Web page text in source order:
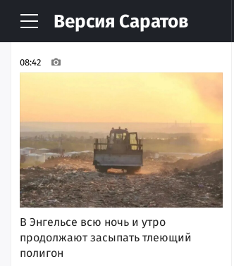
Версия Саратов
НОВОСТИ АРХИВ
08:42
В Энгельсе всю ночь и утро
продолжают засыпать тлеющий
полигон